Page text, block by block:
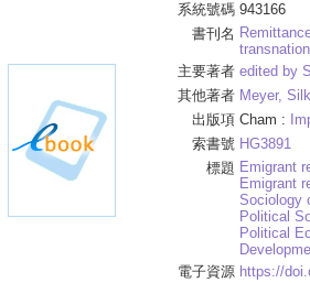
系統號碼 943166
書刊名
主要著者 edited by
其他著者 Meyer,
出版項 Cham :
索書號 HG3891
標題 Emigrant
Emigrant
Sociology
Political
Political
電子資源 https://